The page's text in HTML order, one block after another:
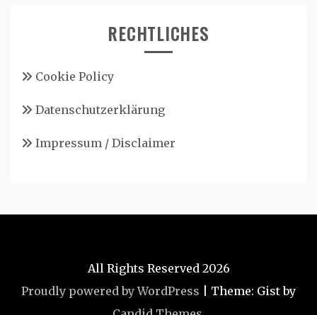
RECHTLICHES
Cookie Policy
Datenschutzerklärung
Impressum / Disclaimer
All Rights Reserved 2026
Proudly powered by WordPress
Theme: Gist by